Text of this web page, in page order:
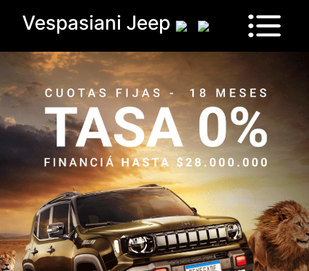
Vespasiani Jeep
Vehículos
Sucursales
Contactanos
Drive
Ram
House